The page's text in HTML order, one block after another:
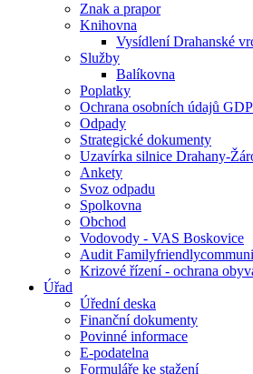
Znak a prapor
Knihovna
Vysídlení Drahanské
Služby
Balíkovna
Poplatky
Ochrana osobních údajů
Odpady
Strategické dokumenty
Uzavírka silnice Drahany-
Ankety
Svoz odpadu
Spolkovna
Obchod
Vodovody - VAS Boskovice
Audit
Krizové řízení - ochrana
Úřad
Úřední deska
Finanční dokumenty
Povinné informace
E-podatelna
Formuláře ke stažení